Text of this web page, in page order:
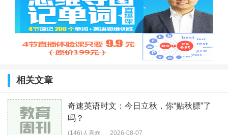
相关文章
奇速英语时文：今日立秋，你“贴秋膘”了
吗？
(146)人喜欢 2026-08-07